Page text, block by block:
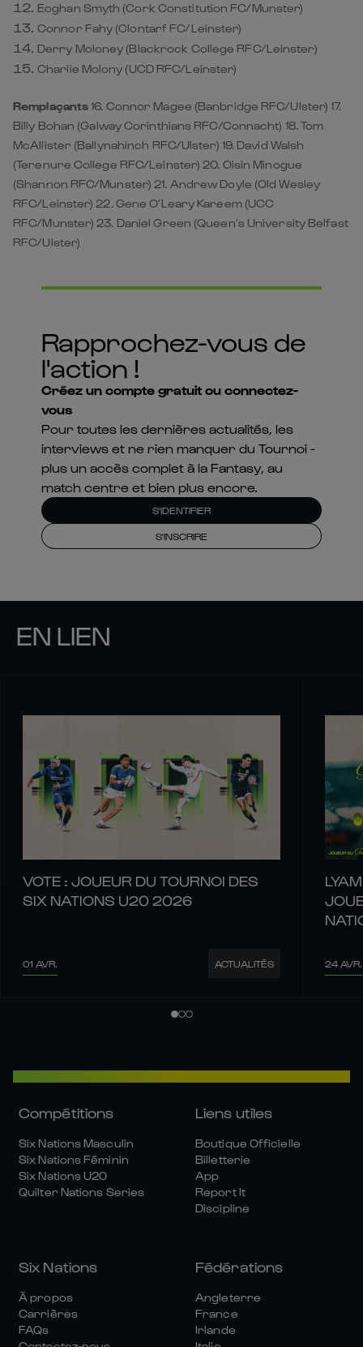
Eoghan Smyth (Cork Constitution FC/Munster)
Connor Fahy (Clontarf FC/Leinster)
Derry Moloney (Blackrock College RFC/Leinster)
Charlie Molony (UCD RFC/Leinster)
Remplaçants16. Connor Magee (Banbridge RFC/Ulster) 17.
Billy Bohan (Galway Corinthians RFC/Connacht) 18. Tom
McAllister (Ballynahinch RFC/Ulster) 19. David Walsh
(Terenure College RFC/Leinster) 20. Oisin Minogue
(Shannon RFC/Munster) 21. Andrew Doyle (Old Wesley
RFC/Leinster) 22. Gene O’Leary Kareem (UCC
RFC/Munster) 23. Daniel Green (Queen’s University Belfast
RFC/Ulster)
Rapprochez-vous de
l'action !
Créez un compte gratuit ou connectez-
vous
Pour toutes les dernières actualités, les
interviews et ne rien manquer du Tournoi -
plus un accès complet à la Fantasy, au
match centre et bien plus encore.
S'IDENTIFIER
S'INSCRIRE
EN LIEN
VOTE : JOUEUR DU TOURNOI DES
SIX NATIONS U20 2026
01 AVR. ACTUALITÉS 24 AVR.
Compétitions
Six Nations Masculin
Six Nations Féminin
Six Nations U20
Quilter Nations Series
Liens utiles
Boutique Officielle
Billetterie
App
Report It
Discipline
Six Nations
À propos
Carrières
FAQs
Fédérations
Angleterre
France
Irlande